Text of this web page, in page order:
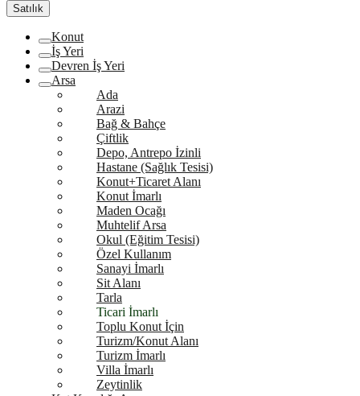
Satılık
Konut
İş Yeri
Devren İş Yeri
Arsa
Ada
Arazi
Bağ & Bahçe
Çiftlik
Depo, Antrepo İzinli
Hastane (Sağlık Tesisi)
Konut+Ticaret Alanı
Konut İmarlı
Maden Ocağı
Muhtelif Arsa
Okul (Eğitim Tesisi)
Özel Kullanım
Sanayi İmarlı
Sit Alanı
Tarla
Ticari İmarlı
Toplu Konut İçin
Turizm/Konut Alanı
Turizm İmarlı
Villa İmarlı
Zeytinlik